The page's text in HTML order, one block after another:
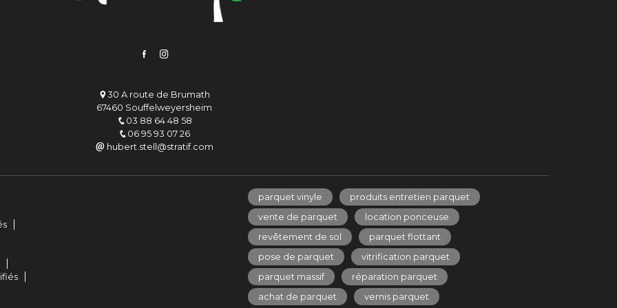
30 A route de Brumath
67460 Souffelweyersheim
03 88 64 48 58
06 95 93 07 26
hubert.stell@stratif.com
parquet vinyle
produits entretien parquet
vente de parquet
location ponceuse
revêtement de sol
parquet flottant
pose de parquet
vitrification parquet
parquet massif
réparation parquet
achat de parquet
vernis parquet